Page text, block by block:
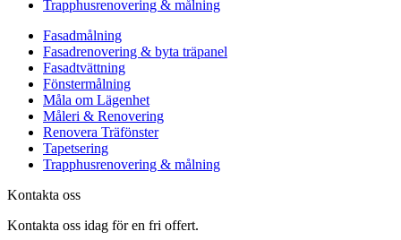
Trapphusrenovering & målning
Fasadmålning
Fasadrenovering & byta träpanel
Fasadtvättning
Fönstermålning
Måla om Lägenhet
Måleri & Renovering
Renovera Träfönster
Tapetsering
Trapphusrenovering & målning
Kontakta oss
Kontakta oss idag för en fri offert.